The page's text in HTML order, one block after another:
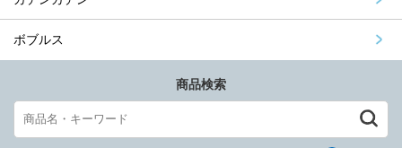
ボブルス
商品検索